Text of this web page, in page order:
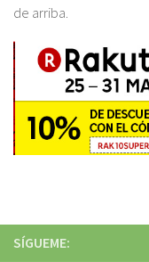
de arriba.
SÍGUEME: